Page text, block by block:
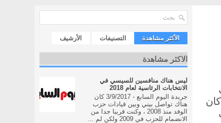
الأكثر مشاهدة التصنيفات الأرشيف
الاكثر مشاهدة
ليس هناك منافسين للسيسي في
الانتخابات الرئاسية لعام 2018
جريدة اليوم السابع - 3/9/2017 كان
هناك تواصل بيني وبين قيادات حزب
الوفد منذ 2008 ، وكنت قريبا جدا من
الانضمام للحزب في 2009 ولكن لم ...